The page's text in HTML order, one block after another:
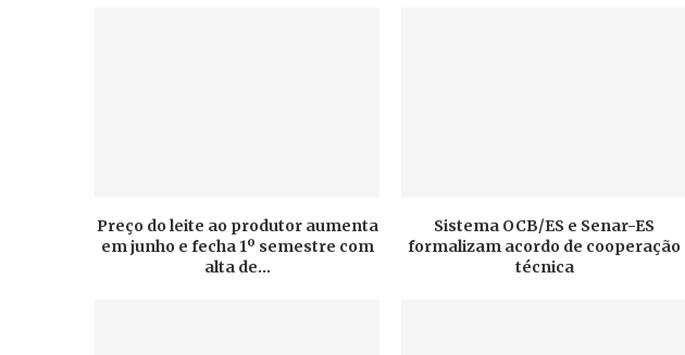
Preço do leite ao produtor aumenta
em junho e fecha 1º semestre com
alta de...
Sistema OCB/ES e Senar-ES
formalizam acordo de cooperação
técnica